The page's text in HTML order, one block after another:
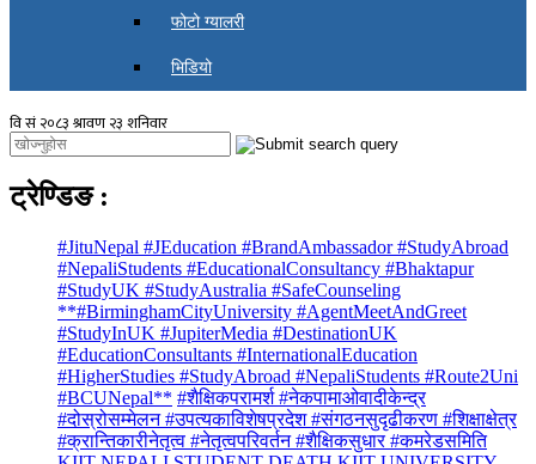
फोटो ग्यालरी
भिडियो
ट्रेण्डिङ :
#JituNepal #JEducation #BrandAmbassador #StudyAbroad
#NepaliStudents #EducationalConsultancy #Bhaktapur
#StudyUK #StudyAustralia #SafeCounseling
**#BirminghamCityUniversity #AgentMeetAndGreet
#StudyInUK #JupiterMedia #DestinationUK
#EducationConsultants #InternationalEducation
#HigherStudies #StudyAbroad #NepaliStudents #Route2Uni
#BCUNepal** #शैक्षिकपरामर्श #नेकपामाओवादीकेन्द्र
#दोस्रोसम्मेलन #उपत्यकाविशेषप्रदेश #संगठनसुदृढीकरण #शिक्षाक्षेत्र
#क्रान्तिकारीनेतृत्व #नेतृत्वपरिवर्तन #शैक्षिकसुधार #कमरेडसमिति